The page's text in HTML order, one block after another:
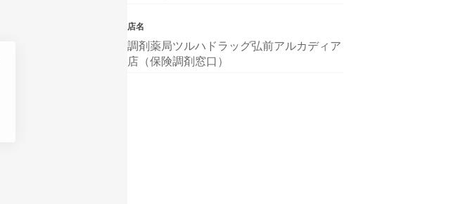
店名
調剤薬局ツルハドラッグ弘前アルカディア
店（保険調剤窓口）